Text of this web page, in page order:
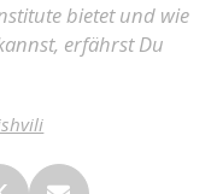
bietet und wie
erfährst Du